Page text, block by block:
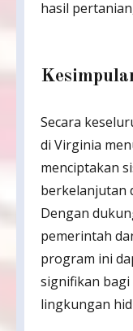
hasil
Secara
di Virginia
menciptakan
berkelanjutan
Dengan
pemerintah
program ini
signifikan
lingkungan